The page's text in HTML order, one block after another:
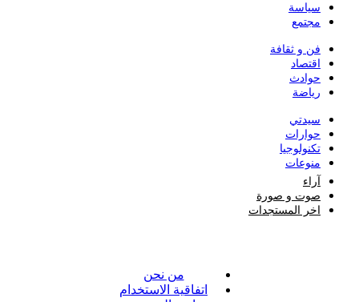
سياسة
مجتمع
فن و ثقافة
اقتصاد
حوادث
رياضة
سيدتي
حوارات
تكنولوجيا
منوعات
آراء
صوت و صورة
اخر المستجدات
من نحن
اتفاقية الاستخدام